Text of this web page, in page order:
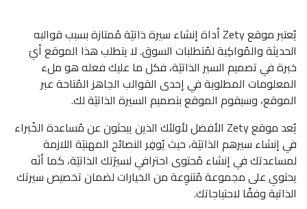
يُعتبر موقع Zety أداة إنشاء سيرة ذاتيَة مُمتازة بسبب قوالبه
الحديثة والمُواكِبة لمُتطلبات السوق. لا يتطلب هذا الموقع أيَ
خبرة في تصميم السير الذاتيَة، فكل ما عليك فعله هو ملء
المعلومات المطلوبة في إحدى القوالب الجاهز المُتاحة عبر
الموقع، وسيقوم الموقع بتصميم السيرة الذاتيَة لك.
يُعد موقع Zety الأفضل لأولئك الذين يبحثون عن مُساعدة الخُبراء
في إنشاء سيرهم الذاتيَة، حيث يُوفِر النصائح المهنيَة اللازمة
لمساعدتك في إنشاء مُحتوى احترافي لسيرَتك الذاتيَة، كما أنَه
يحتوي على مجموعة مُتنوِعة من الخيارات لضمان تخصيص سيرتك
الذاتية وفقًا لاحتياجاتك.